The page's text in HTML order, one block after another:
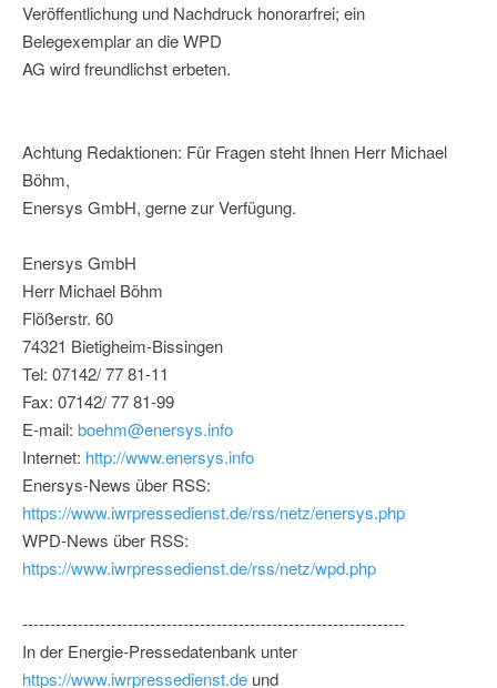
Veröffentlichung und Nachdruck honorarfrei; ein
Belegexemplar an die WPD
AG wird freundlichst erbeten.
Achtung Redaktionen: Für Fragen steht Ihnen Herr Michael
Böhm,
Enersys GmbH, gerne zur Verfügung.
Enersys GmbH
Herr Michael Böhm
Flößerstr. 60
74321 Bietigheim-Bissingen
Tel: 07142/ 77 81-11
Fax: 07142/ 77 81-99
E-mail: boehm@enersys.info
Internet: http://www.enersys.info
Enersys-News über RSS:
https://www.iwrpressedienst.de/rss/netz/enersys.php
WPD-News über RSS:
https://www.iwrpressedienst.de/rss/netz/wpd.php
---------------------------------------------------------------------
In der Energie-Pressedatenbank unter
https://www.iwrpressedienst.de und